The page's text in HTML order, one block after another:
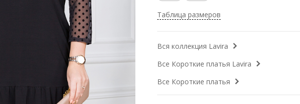
Таблица размеров
Вся коллекция Lavira
Все Короткие платья Lavira
Все Короткие платья